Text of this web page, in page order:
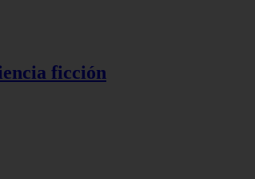
ficción